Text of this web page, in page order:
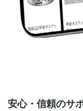
安心・信頼のサ